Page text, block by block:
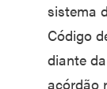
sistema
Código
diante
acórdão